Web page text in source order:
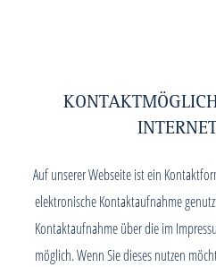
Auf unserer Webseite ist ein
elektronische Kontaktaufnahme
Kontaktaufnahme über die im
möglich. Wenn Sie dieses nutzen